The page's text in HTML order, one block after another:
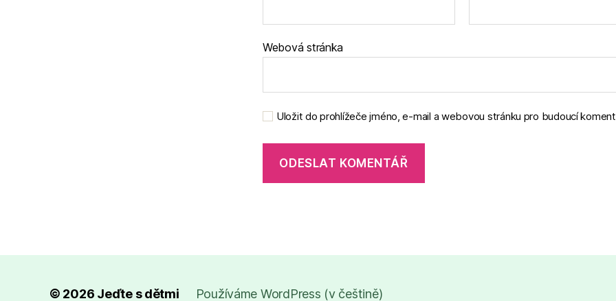
Webová stránka
Uložit do prohlížeče jméno, e-mail a webovou stránku pro budoucí
© 2026 Jeďte s dětmi Používáme WordPress (v češtině)